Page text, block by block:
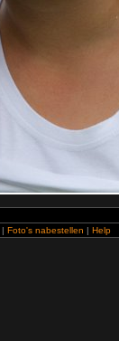
| Foto's nabestellen | Help